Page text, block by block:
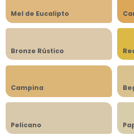
Mel de Eucalipto
Bronze Rústico
Campina
Pelicano